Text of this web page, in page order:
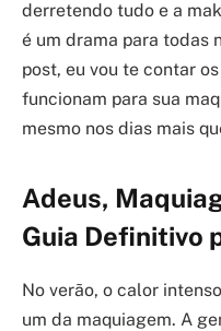
derretendo tudo e a
é um drama para todas
post, eu vou te contar
funcionam para sua
mesmo nos dias mais
Adeus,
Guia Definitivo
No verão, o calor
um da maquiagem. A